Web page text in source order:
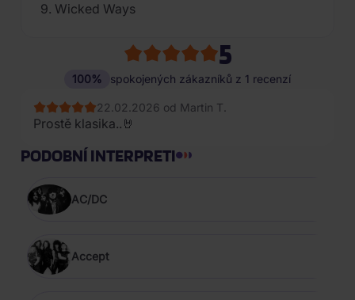
9. Wicked Ways
5
100% spokojených zákazníků z 1 recenzí
22.02.2026 od Martin T.
Prostě klasika..🤘
PODOBNÍ INTERPRETI
AC/DC
Accept